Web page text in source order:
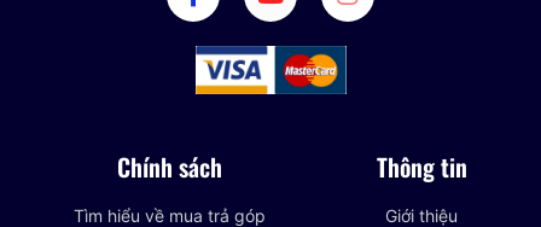
Chính sách
Tìm hiểu về mua trả góp
Thông tin
Giới thiệu